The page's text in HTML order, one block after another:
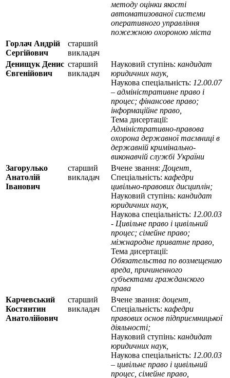
методу оцінки якості
автоматизованої системи
оперативного управління
пожежною охороною міста
Горлач Андрій
Сергійович
старший
викладач
Денищук Денис
Євгенійович
старший
викладач
Науковий ступінь: кандидат
юридичних наук,
Наукова спеціальність: 12.00.07
– адміністративне право і
процес; фінансове право;
інформаційне право,
Тема дисертації:
Адміністративно-правова
охорона державної таємниці в
державній кримінально-
виконавчій службі України
Загорулько
Анатолій
Іванович
старший
викладач
Вчене звання: Доцент,
Спеціальність: кафедри
цивільно-правових дисциплін;
Науковий ступінь: кандидат
юридичних наук,
Наукова спеціальність: 12.00.03
- Цивільне право і цивільний
процес; сімейне право;
міжнародне приватне право,
Тема дисертації:
Обязательства по возмещению
вреда, причиненного
субъектами гражданского
права
Карчевський
Костянтин
Анатолійович
старший
викладач
Вчене звання: доцент,
Спеціальність: кафедри
правових основ підприємницької
діяльності;
Науковий ступінь: кандидат
юридичних наук,
Наукова спеціальність: 12.00.03
– цивільне право і цивільний
процес, сімейне право,